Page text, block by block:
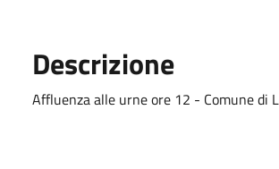
Descrizione
Affluenza alle urne ore 12 - Comune di